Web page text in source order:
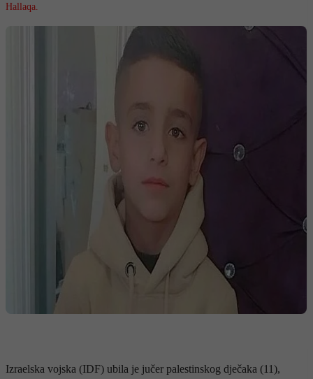
Hallaqa.
Izraelska vojska (IDF) ubila je jučer palestinskog dječaka (11),